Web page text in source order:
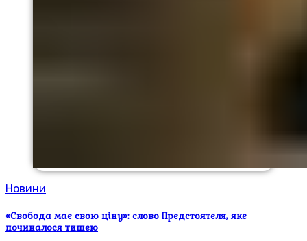
Новини
«Свобода має свою ціну»: слово Предстоятеля, яке
починалося тишею